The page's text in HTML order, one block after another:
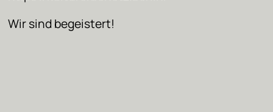
Wir sind begeistert!